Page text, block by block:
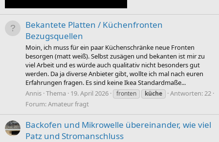
Bekantete Platten / Küchenfronten
Bezugsquellen
Moin, ich muss für ein paar Küchenschränke neue Fronten
besorgen (matt weiß). Selbst zusägen und bekanten ist mir zu
viel Arbeit und es würde auch qualitativ nicht besonders gut
werden. Da ja diverse Anbieter gibt, wollte ich mal nach euren
Erfahrungen fragen. Es sind keine Ikea Standardmaße...
Annis Thema 19. April 2026 fronten küche
Antworten: 22
Forum:Amateur fragt
Backofen und Mikrowelle übereinander, wie viel
Patz und Stromanschluss